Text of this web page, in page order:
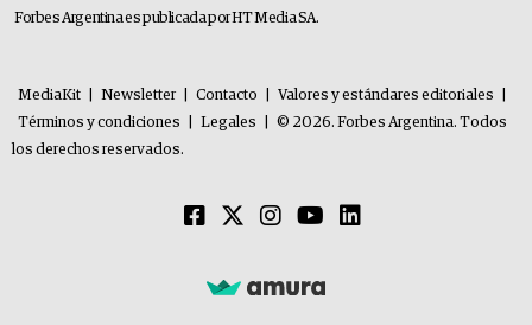
Forbes Argentina es publicada por HT Media SA.
MediaKit Newsletter Contacto Valores y estándares editoriales
Términos y condiciones
Legales
© 2026. Forbes Argentina. Todos
los derechos reservados.